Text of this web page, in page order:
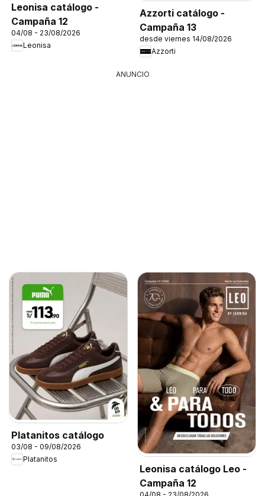
Leonisa catálogo -
Campaña 12
04/08 - 23/08/2026
Leonisa
Azzorti catálogo -
Campaña 13
desde viernes 14/08/2026
Azzorti
ANUNCIO
Platanitos catálogo
03/08 - 09/08/2026
Platanitos
Leonisa catálogo Leo -
Campaña 12